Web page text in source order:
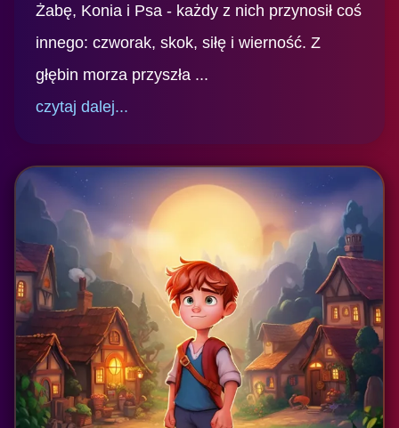
Żabę, Konia i Psa - każdy z nich przynosił coś
innego: czworak, skok, siłę i wierność. Z
głębin morza przyszła ...
czytaj dalej...